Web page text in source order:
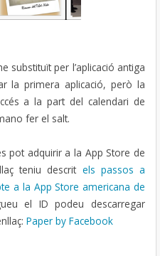
substituït per l’aplicació antiga
la primera aplicació, però la
a la part del calendari de
fer el salt.
pot adquirir a la App Store de
teniu descrit els passos a
a la App Store americana de
el ID podeu descarregar
Paper by Facebook